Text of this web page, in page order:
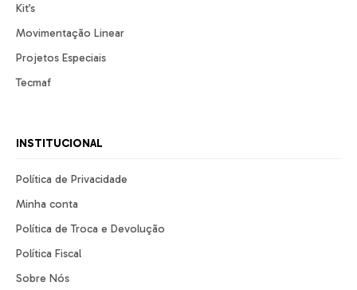
Kit’s
Movimentação Linear
Projetos Especiais
Tecmaf
INSTITUCIONAL
Política de Privacidade
Minha conta
Política de Troca e Devolução
Política Fiscal
Sobre Nós